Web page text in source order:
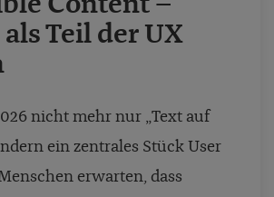
Teil der UX
nicht mehr nur „Text auf
ein zentrales Stück User
erwarten, dass